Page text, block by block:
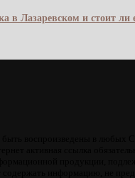
в Лазаревском и стоит ли